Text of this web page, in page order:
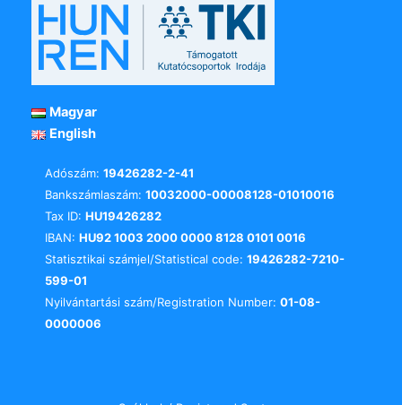
Magyar
English
Adószám: 19426282-2-41
Bankszámlaszám: 10032000-00008128-01010016
Tax ID: HU19426282
IBAN: HU92 1003 2000 0000 8128 0101 0016
Statisztikai számjel/Statistical code: 19426282-7210-
599-01
Nyilvántartási szám/Registration Number: 01-08-
0000006